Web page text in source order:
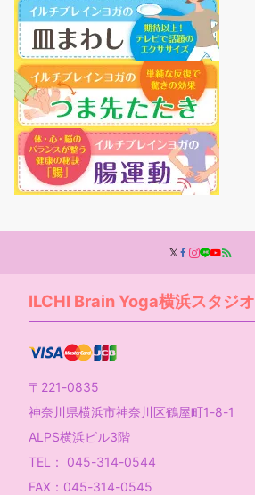
ILCHI Brain Yoga横浜スタジオ
〒221-0835
神奈川県横浜市神奈川区鶴屋町1-8-1
ALPS横浜ビル3階
TEL： 045-314-0544
FAX：045-314-0545